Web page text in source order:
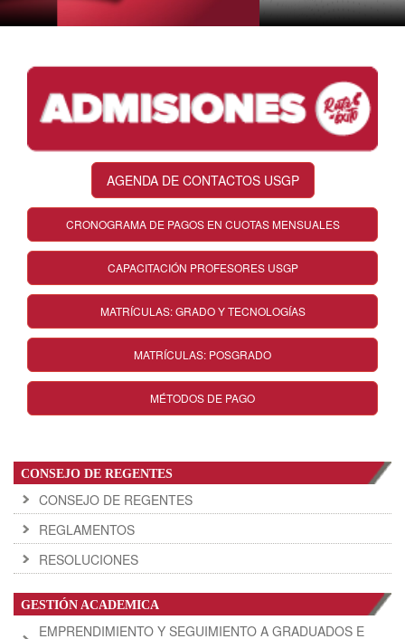
AGENDA DE CONTACTOS USGP
CRONOGRAMA DE PAGOS EN CUOTAS MENSUALES
CAPACITACIÓN PROFESORES USGP
MATRÍCULAS: GRADO Y TECNOLOGÍAS
MATRÍCULAS: POSGRADO
MÉTODOS DE PAGO
CONSEJO DE REGENTES
CONSEJO DE REGENTES
REGLAMENTOS
RESOLUCIONES
GESTIÓN ACADEMICA
EMPRENDIMIENTO Y SEGUIMIENTO A GRADUADOS E